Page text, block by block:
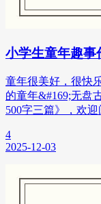
小学生童年趣事
童年很美好，很快
的童年&#169;无盘
500字三篇》，欢迎
4
2025-12-03